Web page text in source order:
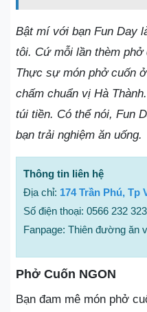
Bật mí với bạn Fun Day
tôi. Cứ mỗi lần thèm phở
Thực sự món phở cuốn
chấm chuẩn vị Hà
túi tiền. Có thể nói, Fun
bạn trải nghiệm ăn uống.
Thông tin liên hệ
Địa chỉ: 174 Trần Phú, Tp
Số điện thoại: 0566 232 323
Fanpage: Thiên đường ăn
Phở Cuốn NGON
Bạn đam mê món phở